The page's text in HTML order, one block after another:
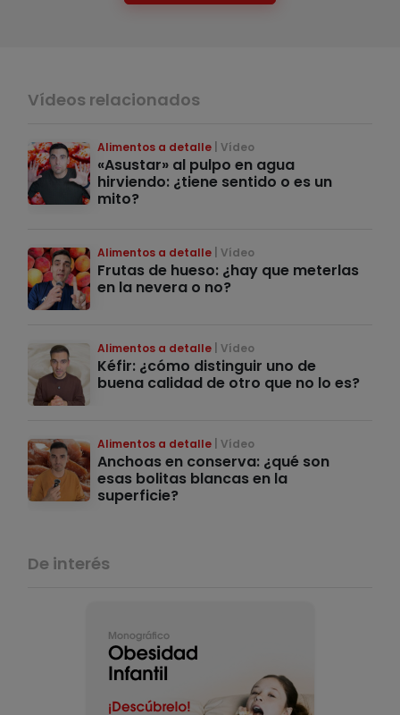
Vídeos relacionados
Alimentos a detalle Vídeo
«Asustar» al pulpo en agua
hirviendo: ¿tiene sentido o es un
mito?
Alimentos a detalle Vídeo
Frutas de hueso: ¿hay que meterlas
en la nevera o no?
Alimentos a detalle Vídeo
Kéfir: ¿cómo distinguir uno de
buena calidad de otro que no lo es?
Alimentos a detalle Vídeo
Anchoas en conserva: ¿qué son
esas bolitas blancas en la
superficie?
De interés